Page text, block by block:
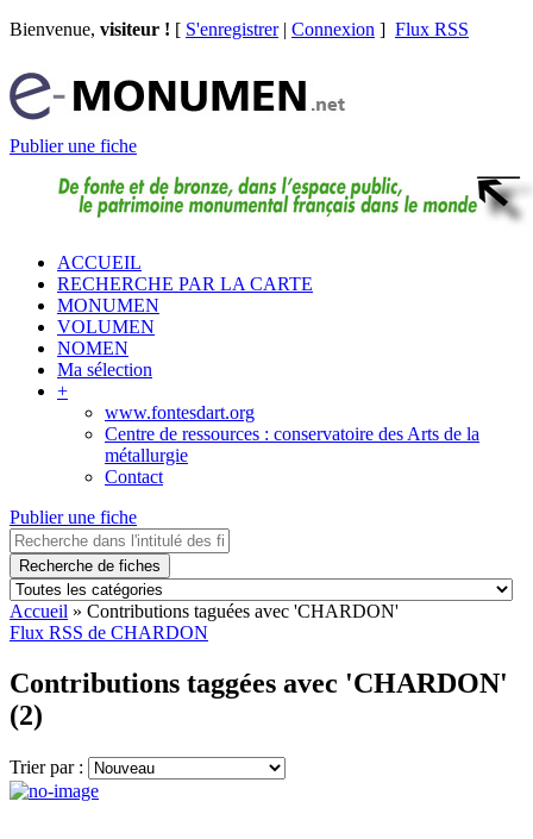
Bienvenue, visiteur ! [ S'enregistrer| Connexion ] Flux RSS
Publier une fiche
ACCUEIL
RECHERCHE PAR LA CARTE
MONUMEN
VOLUMEN
NOMEN
Ma sélection
+
www.fontesdart.org
Centre de ressources : conservatoire des Arts de la
métallurgie
Contact
Publier une fiche
Recherche de fiches
Accueil » Contributions taguées avec 'CHARDON'
Flux RSS de CHARDON
Contributions taggées avec 'CHARDON'
(2)
Trier par :